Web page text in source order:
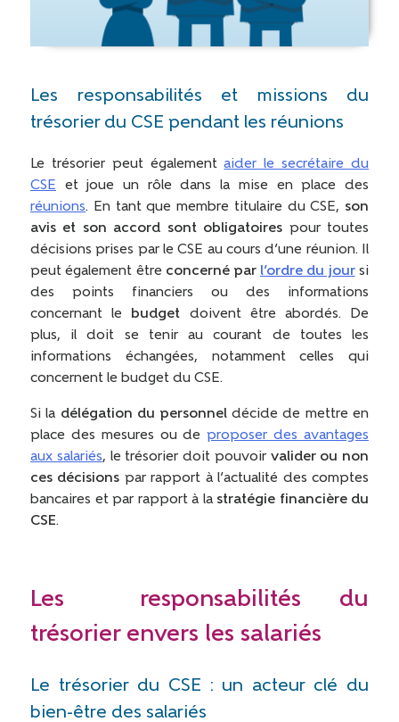
Les responsabilités et missions du
trésorier du CSE pendant les réunions
Le trésorier peut également aider le secrétaire du
CSE et joue un rôle dans la mise en place des
réunions. En tant que membre titulaire du CSE, son
avis et son accord sont obligatoires pour toutes
décisions prises par le CSE au cours d’une réunion. Il
peut également être concerné par l’ordre du jour si
des points financiers ou des informations
concernant le budget doivent être abordés. De
plus, il doit se tenir au courant de toutes les
informations échangées, notamment celles qui
concernent le budget du CSE.
Si la délégation du personneldécide de mettre en
place des mesures ou deproposer des avantages
aux salariés, le trésorier doit pouvoir valider ou non
ces décisions par rapport à l’actualité des comptes
bancaires et par rapport à la stratégie financière du
CSE.
Les responsabilités du
trésorier envers les salariés
Le trésorier du CSE : un acteur clé du
bien-être des salariés